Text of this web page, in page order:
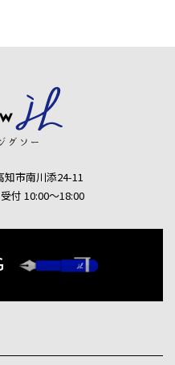
知市南川添24-11
受付 10:00〜18:00